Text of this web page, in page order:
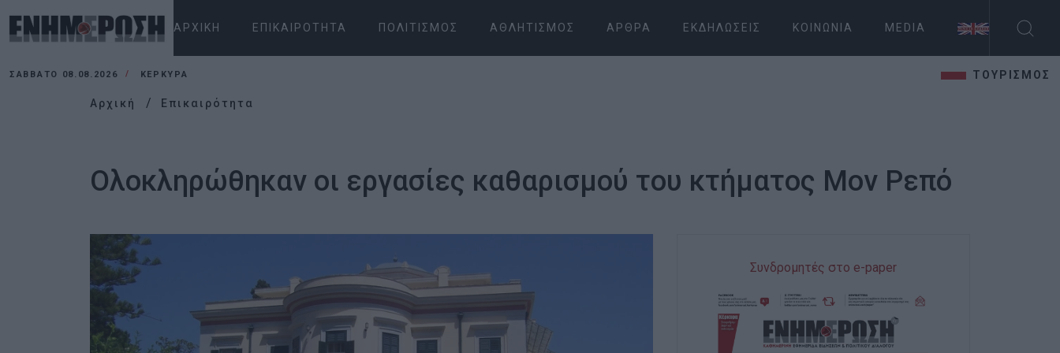
ΑΡΧΙΚΉ ΕΠΙΚΑΙΡΌΤΗΤΑ ΠΟΛΙΤΙΣΜΌΣ ΑΘΛΗΤΙΣΜΌΣ ΆΡΘΡΑ ΕΚΔΗΛΏΣΕΙΣ ΚΟΙΝΩΝΊΑ MEDIA
ΣΆΒΒΑΤΟ 08.08.2026 ΚΕΡΚΥΡΑ ΤΟΥΡΙΣΜΟΣ
Αρχική Επικαιρότητα
Ολοκληρώθηκαν οι εργασίες καθαρισμού του κτήματος Μον Ρεπό
Συνδρομητές στο e-paper